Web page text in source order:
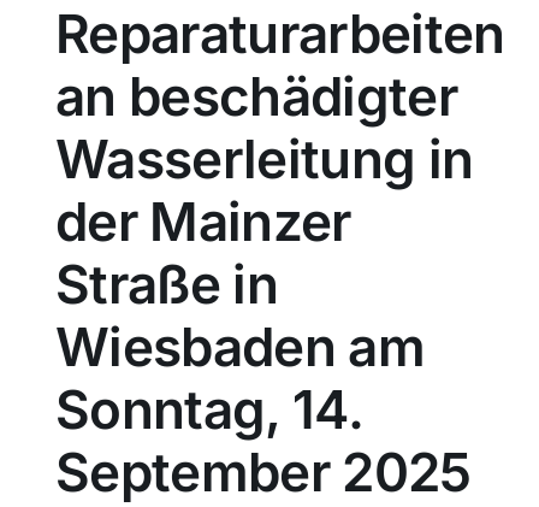
Wirtschaft
Sport
Panorama
Mein Stadtteil
Reparaturarbeiten
an beschädigter
Wasserleitung in
der Mainzer
Straße in
Wiesbaden am
Sonntag, 14.
September 2025